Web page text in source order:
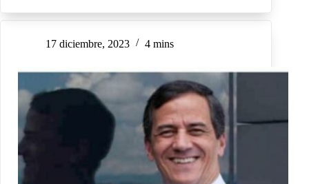
17 diciembre, 2023 4 mins